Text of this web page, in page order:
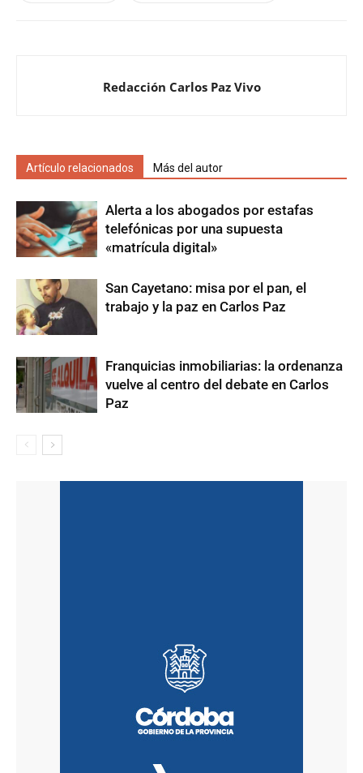
Redacción Carlos Paz Vivo
Artículo relacionados Más del autor
Alerta a los abogados por estafas
telefónicas por una supuesta
«matrícula digital»
San Cayetano: misa por el pan, el
trabajo y la paz en Carlos Paz
Franquicias inmobiliarias: la ordenanza
vuelve al centro del debate en Carlos
Paz